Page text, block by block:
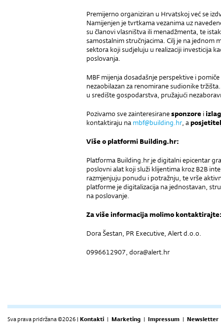
Premijerno organiziran u Hrvatskoj već se
Namijenjen je tvrtkama vezanima uz
su članovi vlasništva ili menadžmenta, te
samostalnim stručnjacima. Cilj je na jednom
sektora koji sudjeluju u realizaciji investicija
poslovanja.
MBF mijenja dosadašnje perspektive i
nezaobilazan za renomirane sudionike
u središte gospodarstva, pružajući
Pozivamo sve zainteresiranesponzore i
kontaktiraju na mbf@building.hr, a
Više o platformi Building.hr:
Platforma Building.hr je digitalni epicentar
poslovni alat koji služi klijentima kroz B2B
razmjenjuju ponudu i potražnju, te vrše
platforme je digitalizacija na jednostavan,
na poslovanje.
Za više informacija molimo
Dora Šestan, PR Executive, Alert d.o.o.
0996612907, dora@alert.hr
Sva prava pridržana ©2026 | Kontakti | Marketing | Impressum | Newsletter